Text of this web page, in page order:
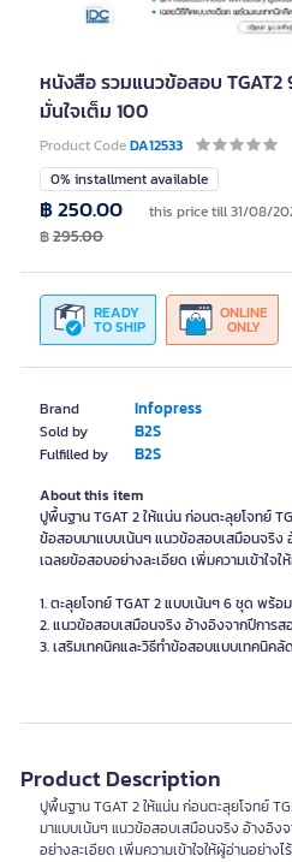
หนังสือ รวมแนวข้อสอบ TGAT2
มั่นใจเต็ม 100
Product CodeDA12533
Brand Infopress
Sold by B2S
Fulfilled by B2S
0% installment available
READY
TO SHIP
ONLINE
ONLY
฿ 250.00 this price till 31/08/
฿295.00
About this item
ปูพื้นฐาน TGAT 2 ให้แน่น ก่อนตะลุยโจทย์
ข้อสอบมาแบบเน้นๆ แนวข้อสอบเสมือนจริง
เฉลยข้อสอบอย่างละเอียด เพิ่มความเข้าใจ
1. ตะลุยโจทย์ TGAT 2 แบบเน้นๆ 6 ชุด พร้อ
2. แนวข้อสอบเสมือนจริง อ้างอิงจากปีการส
3. เสริมเทคนิคและวิธีทำข้อสอบแบบเทคนิค
Product Description
ปูพื้นฐาน TGAT 2 ให้แน่น ก่อนตะลุยโจทย์
มาแบบเน้นๆ แนวข้อสอบเสมือนจริง อ้างอิ
อย่างละเอียด เพิ่มความเข้าใจให้ผู้อ่านอย่าง